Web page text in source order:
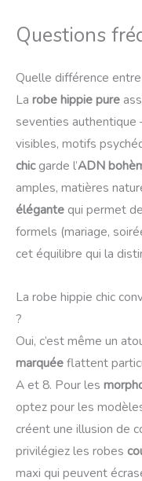
Questions
Quelle différence
La robe hippie pure
seventies
visibles, motifs
chicgarde l’ADN
amples, matières
élégante qui permet
formels (mariage,
cet équilibre qui la
La robe hippie chic
?
Oui, c’est même un
marquéeflattent
A et 8. Pour les
optez pour les
créent une illusion de
privilégiez les robes
maxi qui peuvent